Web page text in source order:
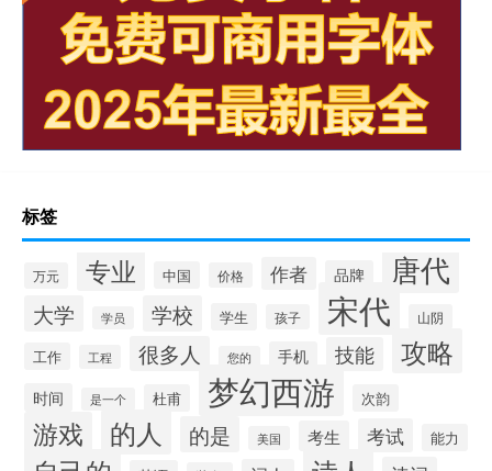
标签
万元 专业 中国 价格 作者 品牌 唐代
大学 学员 学校 学生 孩子 宋代 山阴
工作 工程 很多人 您的 手机 技能 攻略
时间 是一个 杜甫 梦幻西游 次韵
游戏 的人 的是 美国 考生 考试 能力